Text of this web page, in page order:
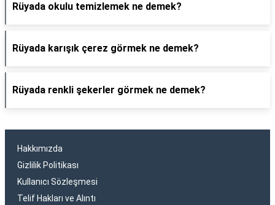
Rüyada okulu temizlemek ne demek?
Rüyada karışık çerez görmek ne demek?
Rüyada renkli şekerler görmek ne demek?
Hakkımızda
Gizlilik Politikası
Kullanıcı Sözleşmesi
Telif Hakları ve Alıntı